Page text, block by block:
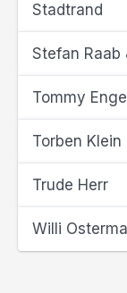
Stadtrand
Stefan Raab
Tommy Engel
Torben Klein
Trude Herr
Willi